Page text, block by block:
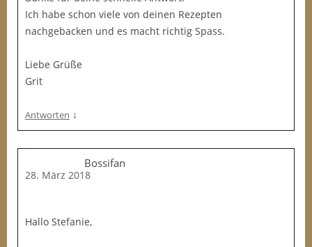
Ich habe schon viele von deinen Rezepten
nachgebacken und es macht richtig Spass.
Liebe Grüße
Grit
Antworten ↓
Bossifan
28. März 2018
Hallo Stefanie,